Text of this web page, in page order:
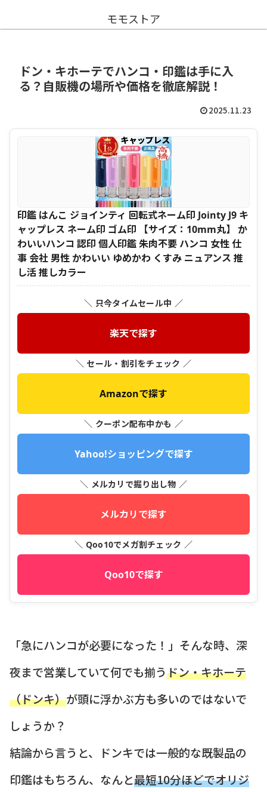
モモストア
ドン・キホーテでハンコ・印鑑は手に入
る？自販機の場所や価格を徹底解説！
2025.11.23
印鑑 はんこ ジョインティ 回転式ネーム印 Jointy J9 キ
ャップレス ネーム印 ゴム印 【サイズ：10mm丸】 か
わいいハンコ 認印 個人印鑑 朱肉不要 ハンコ 女性 仕
事 会社 男性 かわいい ゆめかわ くすみ ニュアンス 推
し活 推しカラー
＼ 只今タイムセール中 ／
楽天で探す
＼ セール・割引をチェック ／
Amazonで探す
＼ クーポン配布中かも ／
Yahoo!ショッピングで探す
＼ メルカリで掘り出し物 ／
メルカリで探す
＼ Qoo10でメガ割チェック ／
Qoo10で探す
「急にハンコが必要になった！」そんな時、深
夜まで営業していて何でも揃うドン・キホーテ
（ドンキ）が頭に浮かぶ方も多いのではないで
しょうか？
結論から言うと、ドンキでは一般的な既製品の
印鑑はもちろん、なんと最短10分ほどでオリジ